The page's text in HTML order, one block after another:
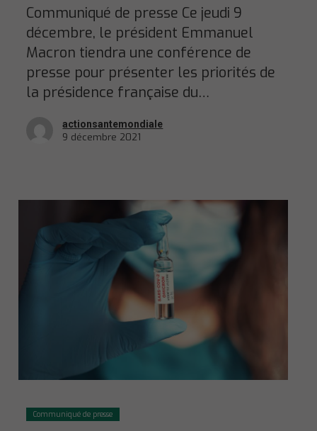
Communiqué de presse Ce jeudi 9
décembre, le président Emmanuel
Macron tiendra une conférence de
presse pour présenter les priorités de
la présidence française du…
actionsantemondiale
9 décembre 2021
Communiqué de presse